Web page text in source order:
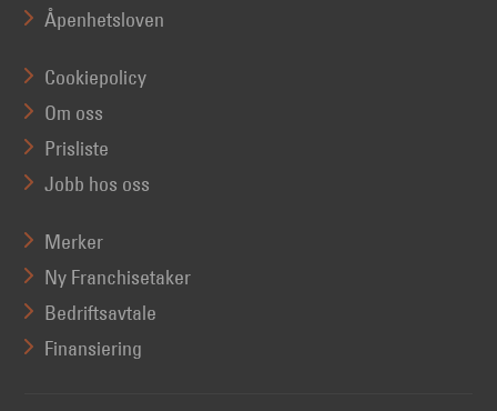
Åpenhetsloven
Cookiepolicy
Om oss
Prisliste
Jobb hos oss
Merker
Ny Franchisetaker
Bedriftsavtale
Finansiering